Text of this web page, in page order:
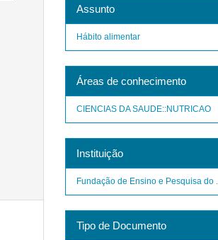
Assunto
Hábito alimentar
Áreas de conhecimento
CIENCIAS DA SAUDE::NUTRICAO
Instituição
Fundação de Ensino e Pesquisa do ...
Tipo de Documento